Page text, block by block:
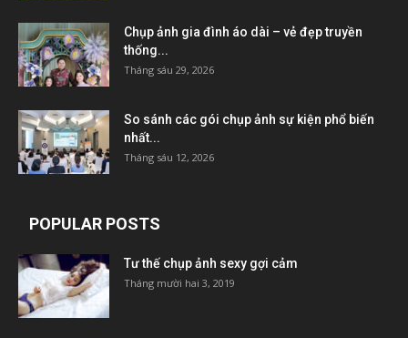
Chụp ảnh gia đình áo dài – vẻ đẹp truyền
thống...
Tháng sáu 29, 2026
So sánh các gói chụp ảnh sự kiện phổ biến
nhất...
Tháng sáu 12, 2026
POPULAR POSTS
Tư thế chụp ảnh sexy gợi cảm
Tháng mười hai 3, 2019